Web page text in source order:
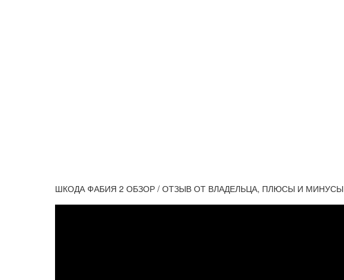
ШКОДА ФАБИЯ 2 ОБЗОР / ОТЗЫВ ОТ ВЛАДЕЛЬЦА, ПЛЮСЫ И МИНУСЫ